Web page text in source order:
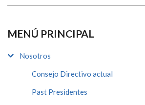
MENÚ PRINCIPAL
Nosotros
Consejo Directivo actual
Past Presidentes